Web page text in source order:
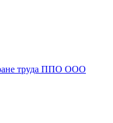
труда ППО ООО